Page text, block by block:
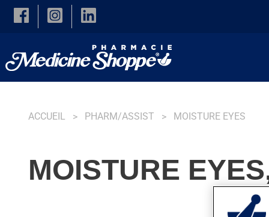
Skip to main content
ACCUEIL PHARM/ASSIST MOISTURE EYES
MOISTURE